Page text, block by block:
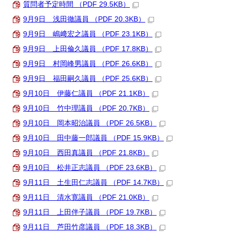
質問者予定時間 （PDF 29.5KB）
9月9日 浅田徹議員 （PDF 20.3KB）
9月9日 嶋﨑宏之議員 （PDF 23.1KB）
9月9日 上田倫久議員 （PDF 17.8KB）
9月9日 村岡峰男議員 （PDF 26.6KB）
9月9日 福田嗣久議員 （PDF 25.6KB）
9月10日 伊藤仁議員 （PDF 21.1KB）
9月10日 竹中理議員 （PDF 20.7KB）
9月10日 岡本昭治議員 （PDF 26.5KB）
9月10日 田中藤一郎議員 （PDF 15.9KB）
9月10日 西田真議員 （PDF 21.8KB）
9月10日 松井正志議員 （PDF 23.6KB）
9月11日 土生田仁志議員 （PDF 14.7KB）
9月11日 清水寛議員 （PDF 21.0KB）
9月11日 上田伴子議員 （PDF 19.7KB）
9月11日 芦田竹彦議員 （PDF 18.3KB）